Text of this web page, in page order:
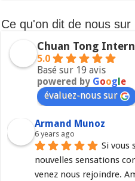
Ce qu'on dit de nous sur
Chuan Tong
5.0
Basé sur 19 avis
powered by Goog e
évaluez-nous sur
Armand Munoz
6 years ago
Si vous
nouvelles sensations
venez nous rejoindre.